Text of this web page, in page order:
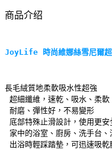
商品介绍
JoyLife 時尚維娜絲雪尼爾超
長毛絨質地柔軟吸水性超強
超細纖維，速乾、吸水、柔軟
耐磨、彈性好，不易變形
底部特殊止滑設計，使用更安
家中的浴室、廚房、洗手台
出浴時輕踩踏墊，可迅速吸乾